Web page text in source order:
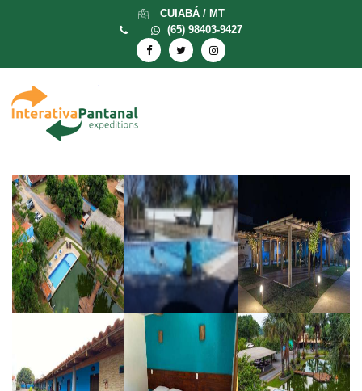
CUIABÁ / MT
(65) 98403-9427